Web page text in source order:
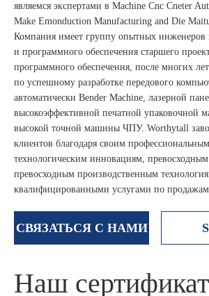
являемся экспертами в Machine Cnc Cneter
Make Emonduction Manufacturing and Die
Компания имеет группу опытных инженеров
и программного обеспечения старшего
программного обеспечения, после многих
по успешному разработке передового
автоматически Bender Machine, лазерной
высокоэффективной печатной упаковочной
высокой точной машины ЧПУ. Worthytall
клиентов благодаря своим
технологическим инновациям,
превосходным производственным
квалифицированными услугами по
СВЯЗАТЬСЯ С НАМИ
Наш сертификат